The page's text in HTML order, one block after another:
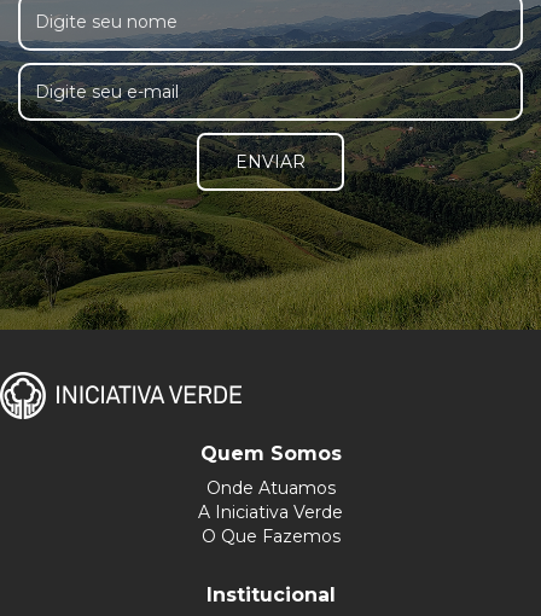
ENVIAR
Quem Somos
Onde Atuamos
A Iniciativa Verde
O Que Fazemos
Institucional